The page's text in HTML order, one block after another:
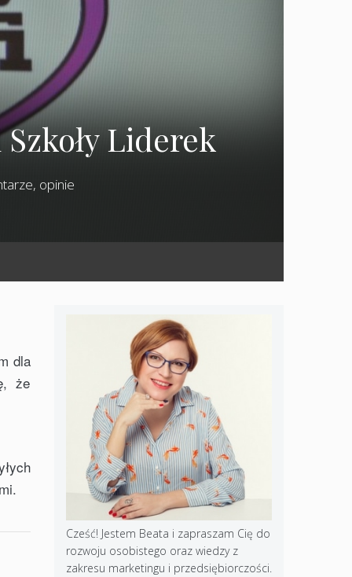
Liderek
opinie
dla
że
Cześć! Jestem Beata i zapraszam Cię do
rozwoju osobistego oraz wiedzy z
zakresu marketingu i przedsiębiorczości.